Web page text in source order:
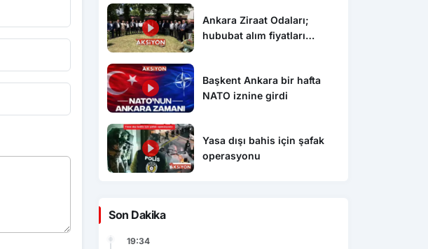
Ankara Ziraat Odaları;
hububat alım fiyatları
Başkent Ankara bir hafta
NATO iznine girdi
Yasa dışı bahis için şafak
operasyonu
Son Dakika
19:34